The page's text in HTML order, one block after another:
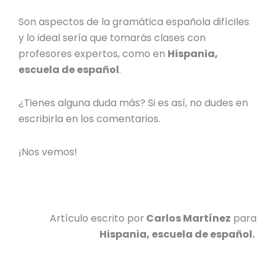
Son aspectos de la gramática española difíciles
y lo ideal sería que tomarás clases con
profesores expertos, como en Hispania,
escuela de español.
¿Tienes alguna duda más? Si es así, no dudes en
escribirla en los comentarios.
¡Nos vemos!
Artículo escrito por Carlos Martínez para
Hispania, escuela de español.